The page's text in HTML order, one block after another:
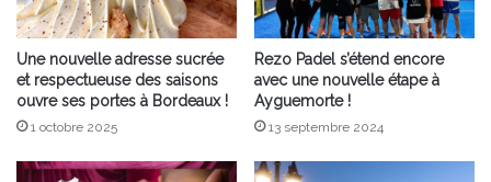
Une nouvelle adresse sucrée
et respectueuse des saisons
ouvre ses portes à Bordeaux !
1 octobre 2025
Rezo Padel s’étend encore
avec une nouvelle étape à
Ayguemorte !
13 septembre 2024